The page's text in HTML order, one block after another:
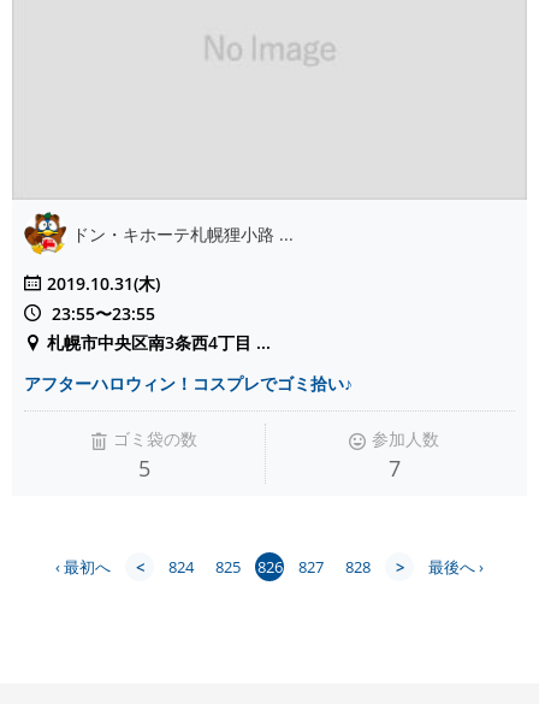
ドン・キホーテ札幌狸小路 ...
2019.10.31(木)
23:55〜23:55
札幌市中央区南3条西4丁目 ...
アフターハロウィン！コスプレでゴミ拾い♪
ゴミ袋の数
5
参加人数
7
‹ 最初へ < 824 825 826 827 828 > 最後へ ›